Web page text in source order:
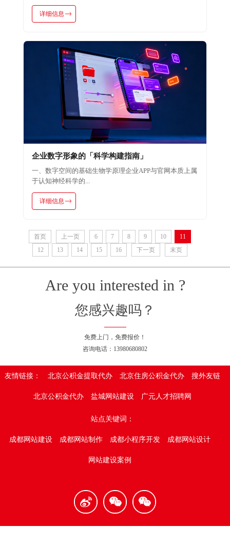
详细信息
企业数字形象的「科学构建指南」
一、数字空间的基础生物学原理企业APP与官网本质上属
于认知神经科学的...
详细信息
首页 上一页 6 7 8 9 10
11
12
13 14 15 16 下一页 末页
Are you interested in ?
您感兴趣吗？
免费上门，免费报价！
咨询电话：13980680802
友情链接： 北京公积金提取代办 北京住房公积金代办 搜外友链
北京公积金代办 盐城网站建设 广元人才招聘网
站点关键词：
成都网站建设 成都网站制作 成都小程序开发 成都网站设计
网站建设案例